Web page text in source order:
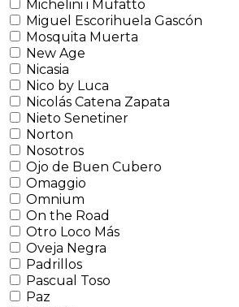
Michelini i Mufatto
Miguel Escorihuela Gascón
Mosquita Muerta
New Age
Nicasia
Nico by Luca
Nicolás Catena Zapata
Nieto Senetiner
Norton
Nosotros
Ojo de Buen Cubero
Omaggio
Omnium
On the Road
Otro Loco Más
Oveja Negra
Padrillos
Pascual Toso
Paz